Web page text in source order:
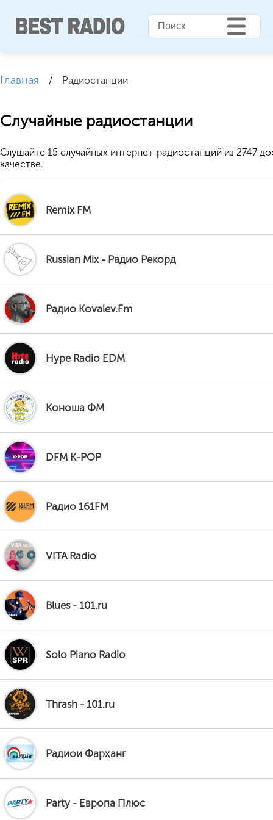
Главная / Радиостанции
Случайные радиостанции
Слушайте 15 случайных интернет-радиостанций из 2747
качестве.
Remix FM
Russian Mix - Радио Рекорд
Радио Kovalev.Fm
Hype Radio EDM
Коноша ФМ
DFM K-POP
Радио 161FM
VITA Radio
Blues - 101.ru
Solo Piano Radio
Thrash - 101.ru
Радиои Фарҳанг
Party - Европа Плюс